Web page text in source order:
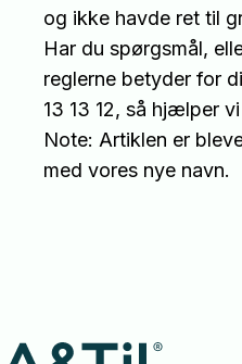
og ikke havde ret til
Har du spørgsmål,
reglerne betyder for
13 13 12, så hjælper
Note: Artiklen er
med vores nye navn.